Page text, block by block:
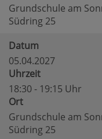
Grundschule am
Südring 25
Datum
05.04.2027
Uhrzeit
18:30 - 19:15 Uhr
Ort
Grundschule am
Südring 25